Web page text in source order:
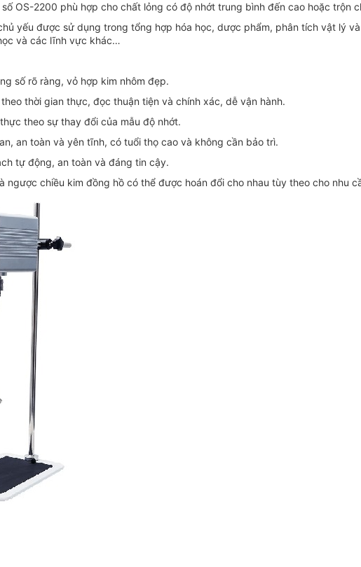
OS-2200 phù hợp cho chất lỏng có độ nhớt trung bình đến cao hoặc trộn
yếu được sử dụng trong tổng hợp hóa học, dược phẩm, phân tích vật lý
và các lĩnh vực khác…
số rõ ràng, vỏ hợp kim nhôm đẹp.
thời gian thực, đọc thuận tiện và chính xác, dễ vận hành.
theo sự thay đổi của mẫu độ nhớt.
an toàn và yên tĩnh, có tuổi thọ cao và không cần bảo trì.
tự động, an toàn và đáng tin cậy.
ngược chiều kim đồng hồ có thể được hoán đổi cho nhau tùy theo cho nhu